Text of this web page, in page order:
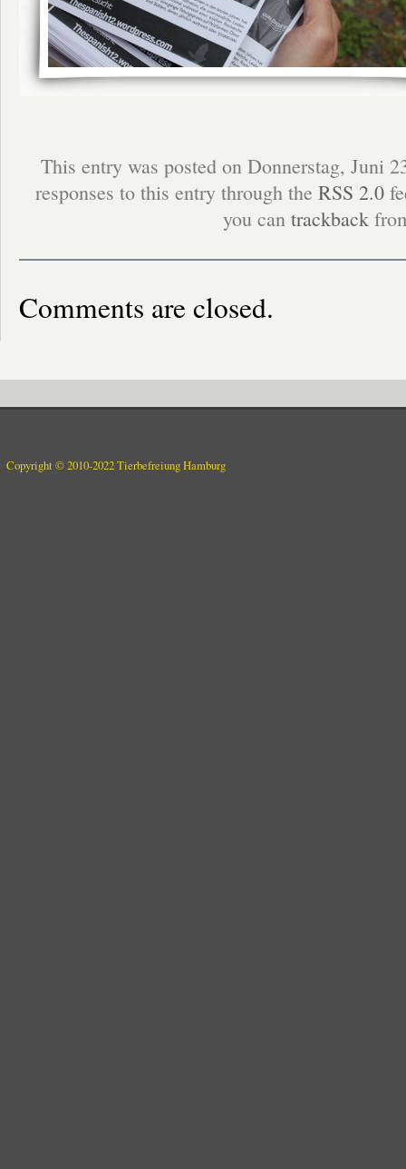
This entry was posted on Donnerstag, Juni
responses to this entry through the RSS 2.0
you can trackback
Comments are closed.
Copyright © 2010-2022 Tierbefreiung Hamburg